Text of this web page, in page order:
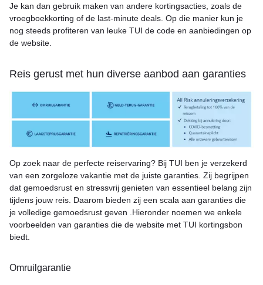
Je kan dan gebruik maken van andere kortingsacties, zoals de
vroegboekkorting of de last-minute deals. Op die manier kun je
nog steeds profiteren van leuke TUI de code en aanbiedingen op
de website.
Reis gerust met hun diverse aanbod aan garanties
Op zoek naar de perfecte reiservaring? Bij TUI ben je verzekerd
van een zorgeloze vakantie met de juiste garanties. Zij begrijpen
dat gemoedsrust en stressvrij genieten van essentieel belang zijn
tijdens jouw reis. Daarom bieden zij een scala aan garanties die
je volledige gemoedsrust geven .Hieronder noemen we enkele
voorbeelden van garanties die de website met TUI kortingsbon
biedt.
Omruilgarantie